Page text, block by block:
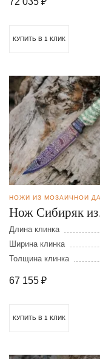
КУПИТЬ В 1 КЛИК
Нож Сибиряк из
мозаичной
стали
Длина клинка
Ширина клинка
Толщина клинка
67 155 ₽
КУПИТЬ В 1 КЛИК